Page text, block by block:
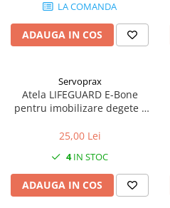
LA COMANDA
ADAUGA IN COS
Servoprax
Atela LIFEGUARD E-Bone
pentru imobilizare degete -
radio-transparenta - 5x11 cm
25,00 Lei
4IN STOC
ADAUGA IN COS